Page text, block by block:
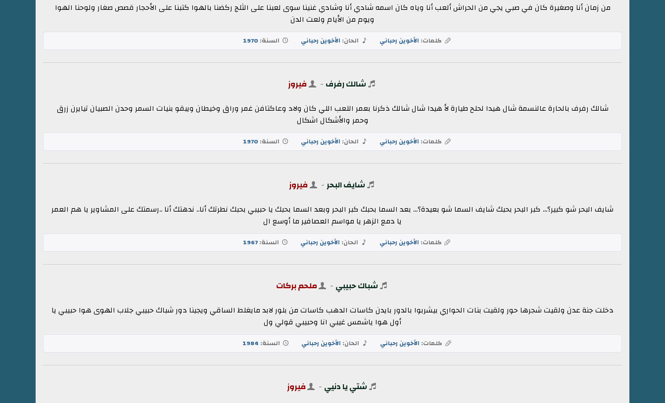
من زمان أنا وصغيرة كان في صبي يجي من الحراش ألعب أنا وياه كان اسمه شادي أنا وشادي غنينا سوى لعبنا على الثلج ركضنا بالهوا كتبنا على الأحجار قصص صغار ولوحنا الهوا
ويوم من الأيام ولعت الدن
كلمات: الأخوين رحباني الحان: الأخوين رحباني السنة: 1970
شالك رفرف - فيروز
شالك رفرف بالحارة عالنسمة شال هيدا لحلح طيارة لأ هيدا شال شالك ذكرنا بعمر اللعب اللي كان ولاد وعاكتافن غمر وراق وخيطان ويبقو بنيات السمر وحدن الصبيان تيايرن زرق
وحمر والأشكال اشكال
كلمات: الأخوين رحباني الحان: الأخوين رحباني السنة: 1970
شايف البحر- فيروز
شايف البحر شو كبير؟... كبر البحر بحبك شايف السما شو بعيدة؟... بعد السما بحبك كبر البحر وبعد السما بحبك يا حبيبي بحبك نطرتك أنا.. ندهتك أنا ..رسمتك على المشاوير يا هم العمر
يا دمع الزهر يا مواسم العصافير ما أوسع ال
كلمات: الأخوين رحباني الحان: الأخوين رحباني السنة:1967
شباك حبيبي - ملحم بركات
دخلت جنة عدن ولقيت شجرها حور ولقيت بنات الحواري بيشربوا بالدور بايدن كاسات الدهب كاسات من بلور لابد مايغلط الساقي ويجينا دور شباك حبيبي جلاب الهوى هوا حبيبي يا
أول هوا ياشمس غيبي انا وحبيبي قولي ول
كلمات: الأخوين رحباني الحان: الأخوين رحباني السنة: 1984
شتي يا دنيي - فيروز